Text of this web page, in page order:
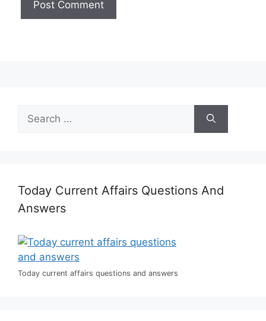
for:
Today Current Affairs Questions And
Answers
Today current affairs questions and answers